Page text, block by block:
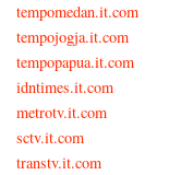
tempomedan.it.com
tempojogja.it.com
tempopapua.it.com
idntimes.it.com
metrotv.it.com
sctv.it.com
transtv.it.com